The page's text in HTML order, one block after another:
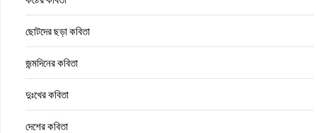
ছোটদের ছড়া কবিতা
জন্মদিনের কবিতা
দুঃখের কবিতা
দেশের কবিতা